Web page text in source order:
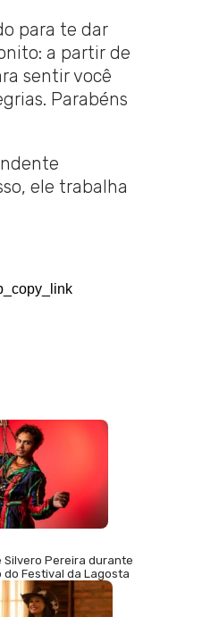
para te dar
a partir de
sentir você
Parabéns
ele trabalha
Silvero Pereira durante
Festival da Lagosta